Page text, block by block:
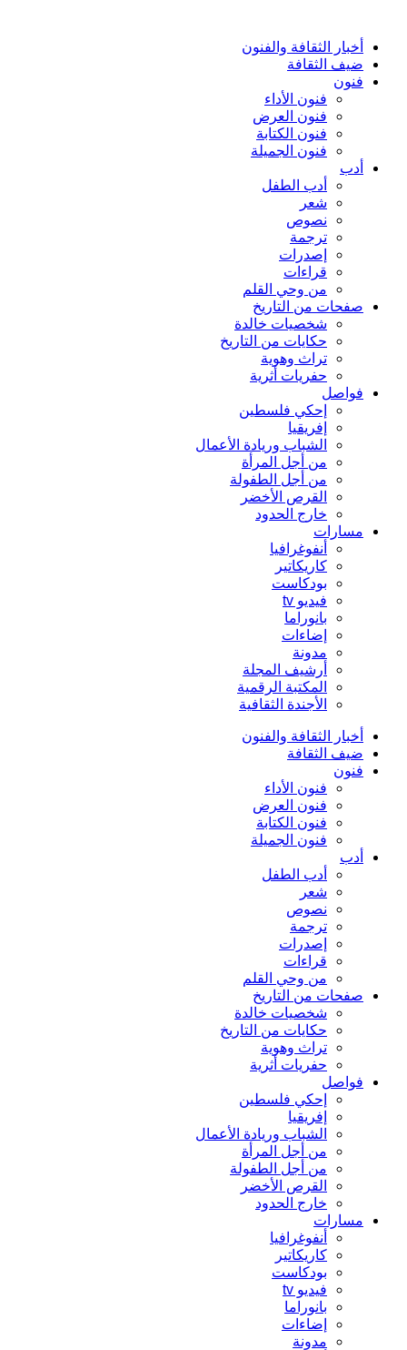
أخبار الثقافة والفنون
ضيف الثقافة
فنون
فنون الأداء
فنون العرض
فنون الكتابة
فنون الجميلة
أدب
أدب الطفل
شعر
نصوص
ترجمة
إصدرات
قراءات
من وحي القلم
صفحات من التاريخ
شخصيات خالدة
حكايات من التاريخ
تراث وهوية
حفريات أثرية
فواصل
إحكي فلسطين
إفريقيا
الشباب وريادة الأعمال
من أجل المرأة
من أجل الطفولة
القرص الأخضر
خارج الحدود
مسارات
أنفوغرافيا
كاريكاتير
بودكاست
فيديو tv
بانوراما
إضاءات
مدونة
أرشيف المجلة
المكتبة الرقمية
الأجندة الثقافية
أخبار الثقافة والفنون
ضيف الثقافة
فنون
فنون الأداء
فنون العرض
فنون الكتابة
فنون الجميلة
أدب
أدب الطفل
شعر
نصوص
ترجمة
إصدرات
قراءات
من وحي القلم
صفحات من التاريخ
شخصيات خالدة
حكايات من التاريخ
تراث وهوية
حفريات أثرية
فواصل
إحكي فلسطين
إفريقيا
الشباب وريادة الأعمال
من أجل المرأة
من أجل الطفولة
القرص الأخضر
خارج الحدود
مسارات
أنفوغرافيا
كاريكاتير
بودكاست
فيديو tv
بانوراما
إضاءات
مدونة